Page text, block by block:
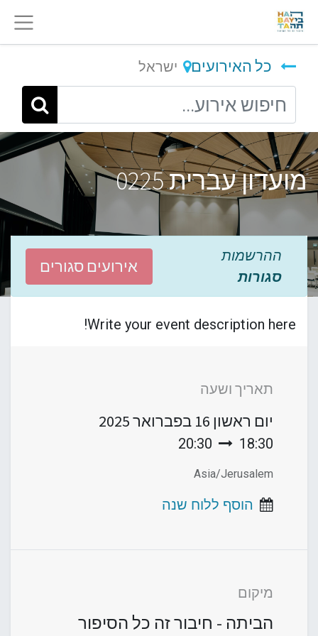
כל האירועים ישראל
מועדון עברית 0225
ההרשמות
סגורות
אירועים סגורים
Write your event description here!
תאריך ושעה
יום ראשון 16 בפברואר 2025
18:30
20:30
Asia/Jerusalem
הוסף ללוח שנה
מיקום
הביתה - חיבור זה כל הסיפור